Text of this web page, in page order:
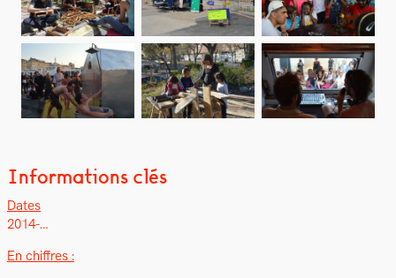
Informations clés
Dates
2014-…
En chiffres :